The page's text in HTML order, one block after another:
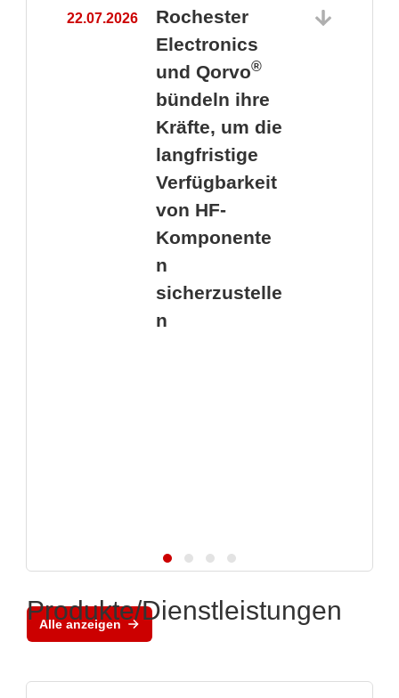
22.07.2026
Rochester
Electronics
und Qorvo®
bündeln ihre
Kräfte, um die
langfristige
Verfügbarkeit
von HF-
Komponente
n
sicherzustelle
n
Alle anzeigen
Produkte/Dienstleistungen